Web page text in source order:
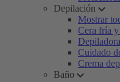
Depilación
Mostrar
Cera fría
Cuidado
Crema
Baño